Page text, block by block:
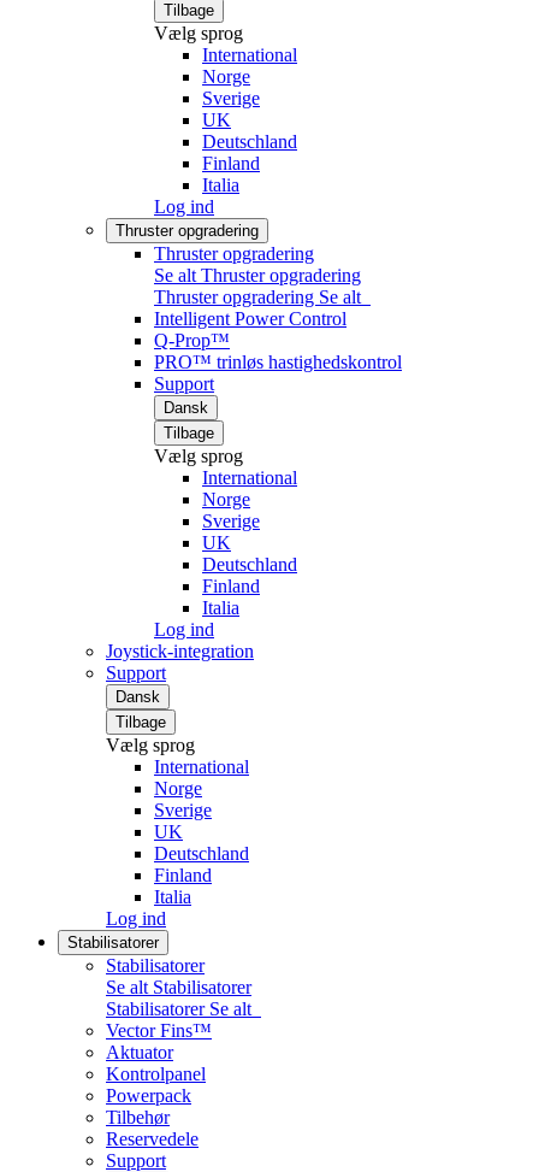
Tilbage
Vælg sprog
International
Norge
Sverige
UK
Deutschland
Finland
Italia
Log ind
Thruster opgradering
Thruster opgradering
Se alt Thruster opgradering
Thruster opgradering Se alt
Intelligent Power Control
Q-Prop™
PRO™ trinløs hastighedskontrol
Support
Dansk
Tilbage
Vælg sprog
International
Norge
Sverige
UK
Deutschland
Finland
Italia
Log ind
Joystick-integration
Support
Dansk
Tilbage
Vælg sprog
International
Norge
Sverige
UK
Deutschland
Finland
Italia
Log ind
Stabilisatorer
Stabilisatorer
Se alt Stabilisatorer
Stabilisatorer Se alt
Vector Fins™
Aktuator
Kontrolpanel
Powerpack
Tilbehør
Reservedele
Support